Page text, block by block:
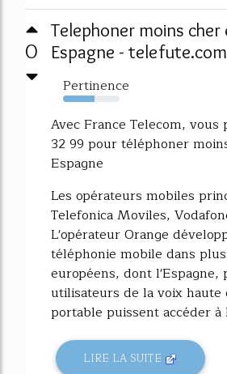
0
Telephoner moins
Espagne - telefute.com
Pertinence
56%
Avec France Telecom,
32 99 pour téléphoner
Espagne
Les opérateurs mobiles
Telefonica Moviles,
L'opérateur Orange
téléphonie mobile dans
européens, dont l'Espagne,
utilisateurs de la voix
portable puissent accéder à
LIRE LA SUITE